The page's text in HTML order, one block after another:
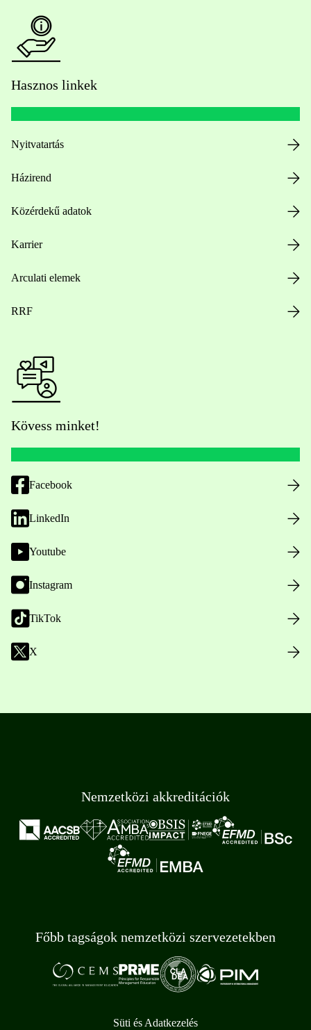
Hasznos linkek
Nyitvatartás
Házirend
Közérdekű adatok
Karrier
Arculati elemek
RRF
Kövess minket!
Facebook
LinkedIn
Youtube
Instagram
TikTok
X
Nemzetközi akkreditációk
Főbb tagságok nemzetközi szervezetekben
Süti és Adatkezelés